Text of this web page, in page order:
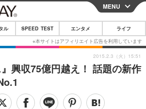
CLOSE
スマートフォン
MENU
ル SPEED TEST エンタメ ライフ
』興収75億円越え！ 話題の新作
2015.2.3（火）15:51